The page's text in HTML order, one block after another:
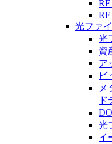
RF
光ファ
光
資
ア
ビ
メ
ド
光
イ